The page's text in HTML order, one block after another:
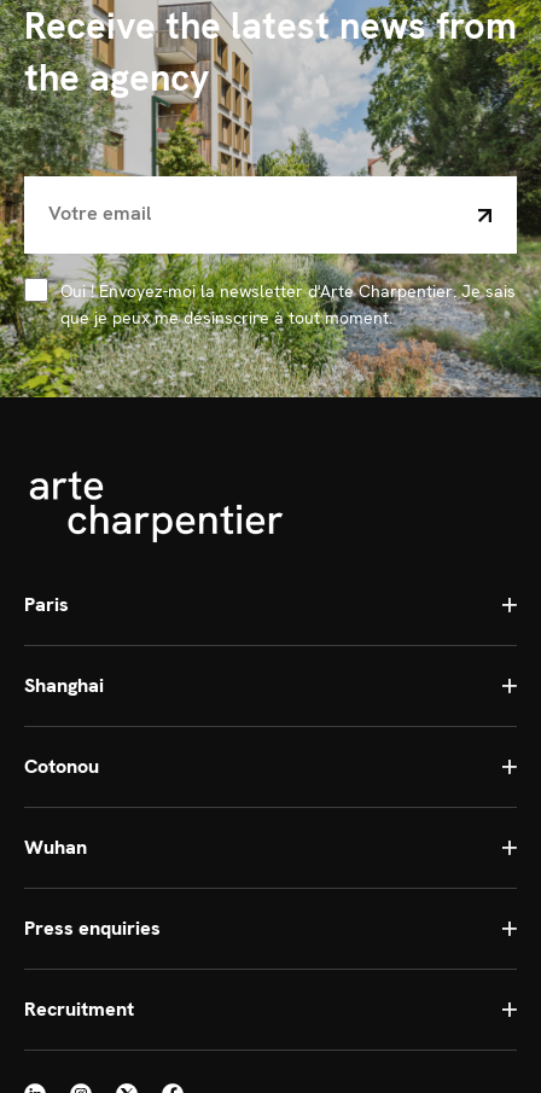
Receive the latest news from
the agency
Oui ! Envoyez-moi la newsletter d'Arte Charpentier. Je sais
que je peux me désinscrire à tout moment.
Paris
Shanghai
Cotonou
Wuhan
Press enquiries
Recruitment